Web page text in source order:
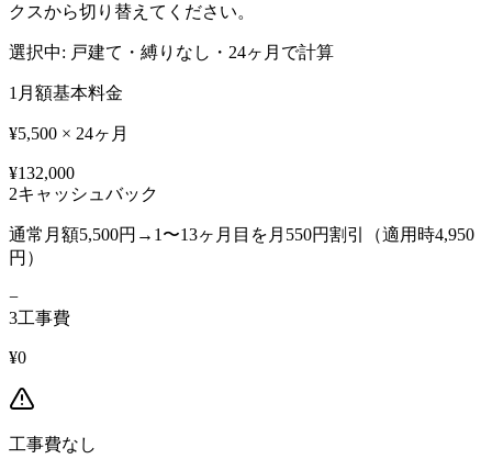
クスから切り替えてください。
選択中: 戸建て・縛りなし ・ 24ヶ月で計算
1 月額基本料金
¥5,500 × 24ヶ月
¥132,000
2キャッシュバック
通常月額5,500円→1〜13ヶ月目を月550円割引（適用時4,950
円）
−
3工事費
¥0
工事費なし